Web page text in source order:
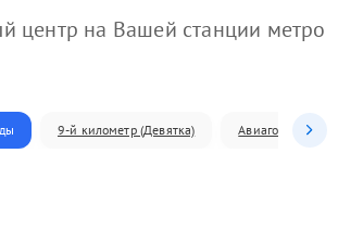
центр на Вашей станции метро
9-й километр (Девятка) Авиагородок